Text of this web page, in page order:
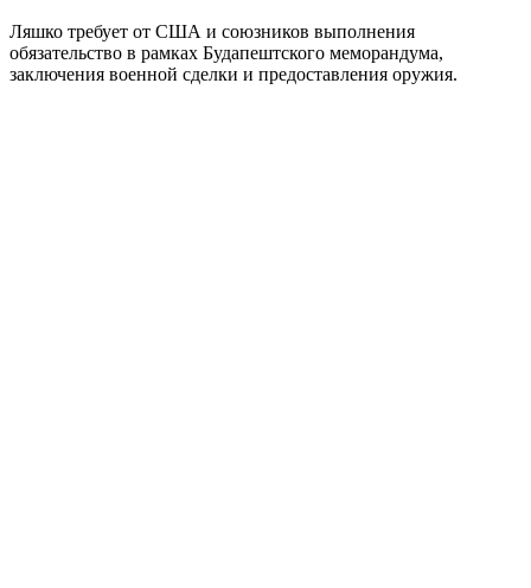
Ляшко требует от США и союзников выполнения
обязательство в рамках Будапештского меморандума,
заключения военной сделки и предоставления оружия.